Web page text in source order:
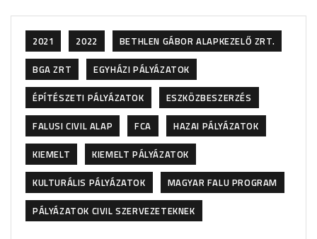
2021 2022
BETHLEN GÁBOR ALAPKEZELŐ ZRT.
BGA ZRT
EGYHÁZI PÁLYÁZATOK
ÉPÍTÉSZETI PÁLYÁZATOK
ESZKÖZBESZERZÉS
FALUSI CIVIL ALAP
FCA
HAZAI PÁLYÁZATOK
KIEMELT
KIEMELT PÁLYÁZATOK
KULTURÁLIS PÁLYÁZATOK
MAGYAR FALU PROGRAM
PÁLYÁZATOK CIVIL SZERVEZETEKNEK